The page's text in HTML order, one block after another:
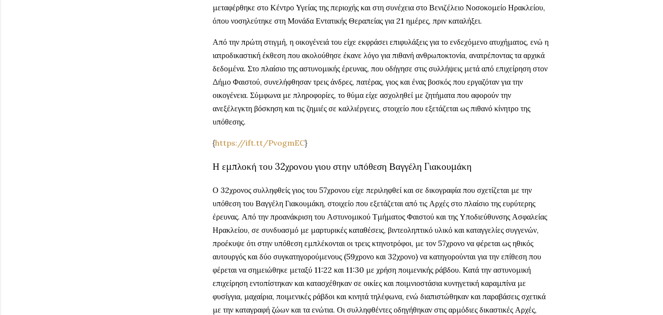
μεταφέρθηκε στο Κέντρο Υγείας της περιοχής και στη συνέχεια στο Βενιζέλειο Νοσοκομείο Ηρακλείου,
όπου νοσηλεύτηκε στη Μονάδα Εντατικής Θεραπείας για 21 ημέρες, πριν καταλήξει.
Από την πρώτη στιγμή, η οικογένειά του είχε εκφράσει επιφυλάξεις για το ενδεχόμενο ατυχήματος, ενώ η
ιατροδικαστική έκθεση που ακολούθησε έκανε λόγο για πιθανή ανθρωποκτονία, ανατρέποντας τα αρχικά
δεδομένα. Στο πλαίσιο της αστυνομικής έρευνας, που οδήγησε στις συλλήψεις μετά από επιχείρηση στον
Δήμο Φαιστού, συνελήφθησαν τρεις άνδρες, πατέρας, γιος και ένας βοσκός που εργαζόταν για την
οικογένεια. Σύμφωνα με πληροφορίες, το θύμα είχε ασχοληθεί με ζητήματα που αφορούν την
ανεξέλεγκτη βόσκηση και τις ζημιές σε καλλιέργειες, στοιχείο που εξετάζεται ως πιθανό κίνητρο της
υπόθεσης.
{https://ift.tt/PvogmEC}
Η εμπλοκή του 32χρονου γιου στην υπόθεση Βαγγέλη Γιακουμάκη
Ο 32χρονος συλληφθείς γιος του 57χρονου είχε περιληφθεί και σε δικογραφία που σχετίζεται με την
υπόθεση του Βαγγέλη Γιακουμάκη, στοιχείο που εξετάζεται από τις Αρχές στο πλαίσιο της ευρύτερης
έρευνας. Από την προανάκριση του Αστυνομικού Τμήματος Φαιστού και της Υποδιεύθυνσης Ασφαλείας
Ηρακλείου, σε συνδυασμό με μαρτυρικές καταθέσεις, βιντεοληπτικό υλικό και καταγγελίες συγγενών,
προέκυψε ότι στην υπόθεση εμπλέκονται οι τρεις κτηνοτρόφοι, με τον 57χρονο να φέρεται ως ηθικός
αυτουργός και δύο συγκατηγορούμενους (59χρονο και 32χρονο) να κατηγορούνται για την επίθεση που
φέρεται να σημειώθηκε μεταξύ 11:22 και 11:30 με χρήση ποιμενικής ράβδου. Κατά την αστυνομική
επιχείρηση εντοπίστηκαν και κατασχέθηκαν σε οικίες και ποιμνιοστάσια κυνηγετική καραμπίνα με
φυσίγγια, μαχαίρια, ποιμενικές ράβδοι και κινητά τηλέφωνα, ενώ διαπιστώθηκαν και παραβάσεις σχετικά
με την καταγραφή ζώων και τα ενώτια. Οι συλληφθέντες οδηγήθηκαν στις αρμόδιες δικαστικές Αρχές,